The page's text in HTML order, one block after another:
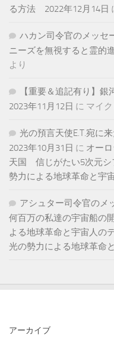
る方法 2022年12月14日
ハカン司令官のメッ
ニーズを無視すると霊的
より
【重要＆追記有り】
2023年11月12日 に マイク
光の預言天使E.T.宛に
2023年10月31日 に オー
天国 信じがたい5次元シ
勢力による地球革命と宇
アシュター司令官の
何百万の私達の宇宙船の
よる地球革命と宇宙人の
光の勢力による地球革命
アーカイブ